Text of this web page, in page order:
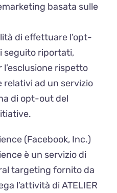
basata sulle
di effettuare l’opt-
seguito riportati,
l’esclusione rispetto
relativi ad un servizio
di opt-out del
(Facebook, Inc.)
è un servizio di
targeting fornito da
l’attività di ATELIER